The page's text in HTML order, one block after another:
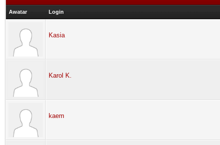
Awatar Login
Kasia
Karol K.
kaem